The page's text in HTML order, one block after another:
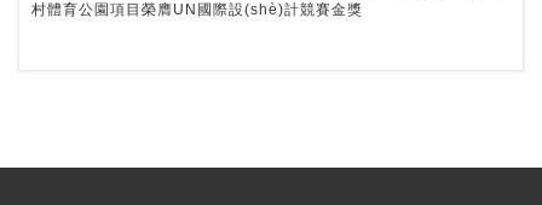
村體育公園項目榮膺UN國際設(shè)計競賽金獎